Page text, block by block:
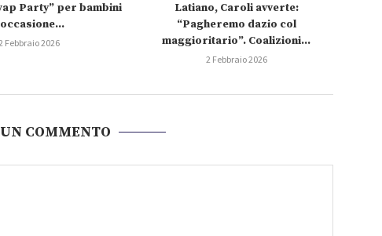
Party” per bambini
Febbraio 2026
Latiano, Caroli avverte:
“Pagheremo dazio col
maggioritario”. Coalizioni...
2 Febbraio 2026
COMMENTO